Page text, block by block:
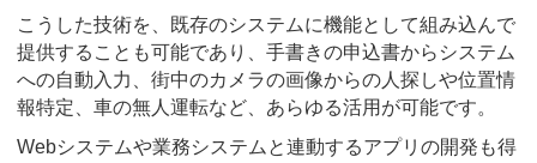
こうした技術を、既存のシステムに機能として組み込んで
提供することも可能であり、手書きの申込書からシステム
への自動入力、街中のカメラの画像からの人探しや位置情
報特定、車の無人運転など、あらゆる活用が可能です。
Webシステムや業務システムと連動するアプリの開発も得